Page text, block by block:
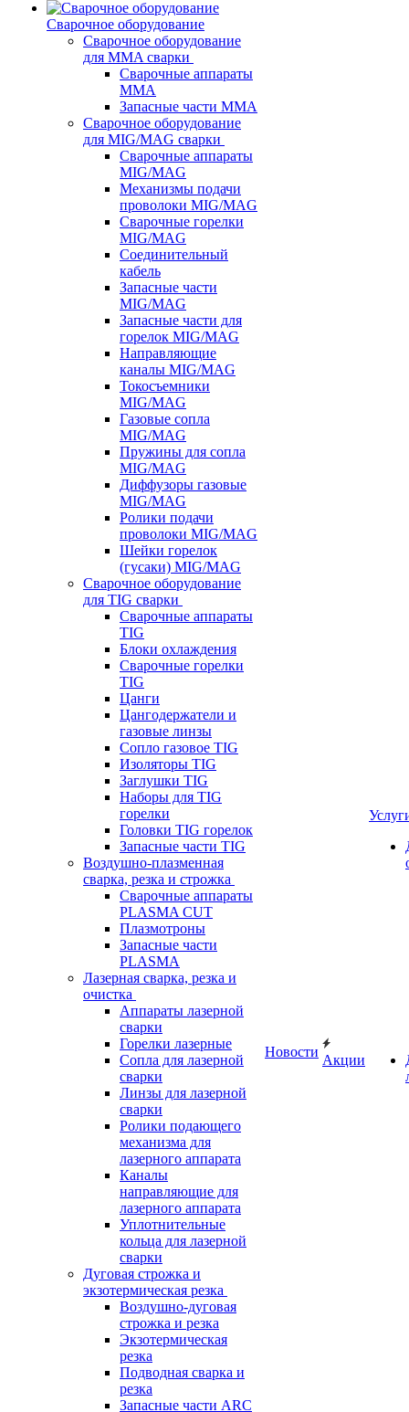
Сварочное оборудование
Сварочное оборудование
для MMA сварки
Сварочные аппараты
MMA
Запасные части MMA
Сварочное оборудование
для MIG/MAG сварки
Сварочные аппараты
MIG/MAG
Механизмы подачи
проволоки MIG/MAG
Сварочные горелки
MIG/MAG
Соединительный
кабель
Запасные части
MIG/MAG
Запасные части для
горелок MIG/MAG
Направляющие
каналы MIG/MAG
Токосъемники
MIG/MAG
Газовые сопла
MIG/MAG
Пружины для сопла
MIG/MAG
Диффузоры газовые
MIG/MAG
Ролики подачи
проволоки MIG/MAG
Шейки горелок
(гусаки) MIG/MAG
Сварочное оборудование
для TIG сварки
Сварочные аппараты
TIG
Блоки охлаждения
Сварочные горелки
TIG
Цанги
Цангодержатели и
газовые линзы
Сопло газовое TIG
Изоляторы TIG
Заглушки TIG
Наборы для TIG
горелки
Головки TIG горелок
Запасные части TIG
Воздушно-плазменная
сварка, резка и строжка
Сварочные аппараты
PLASMA CUT
Плазмотроны
Запасные части
PLASMA
Лазерная сварка, резка и
очистка
Аппараты лазерной
сварки
Горелки лазерные
Сопла для лазерной
сварки
Линзы для лазерной
сварки
Ролики подающего
механизма для
лазерного аппарата
Каналы
направляющие для
лазерного аппарата
Уплотнительные
кольца для лазерной
сварки
Дуговая строжка и
экзотермическая резка
Воздушно-дуговая
строжка и резка
Экзотермическая
резка
Подводная сварка и
резка
Запасные части ARC
Новости
Акции